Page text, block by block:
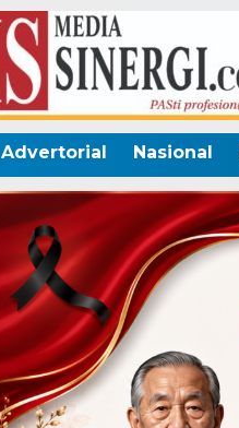
Advertorial Nasional